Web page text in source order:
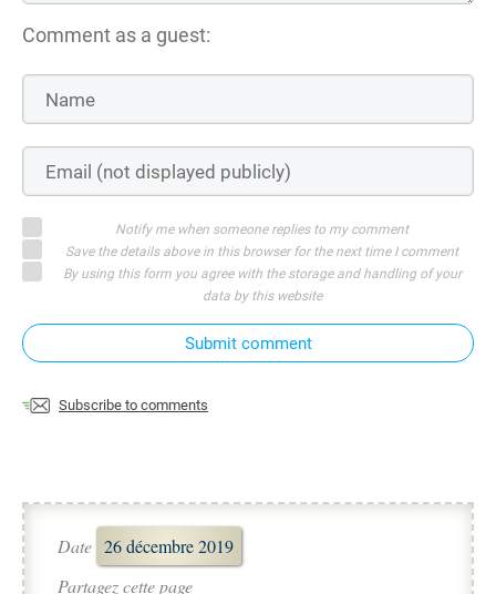
Comment as a guest:
Notify me when someone replies to my comment
Save the details above in this browser for the next time I comment
By using this form you agree with the storage and handling of your
data by this website
Submit comment
Subscribe to comments
Date 26 décembre 2019
Partagez cette page